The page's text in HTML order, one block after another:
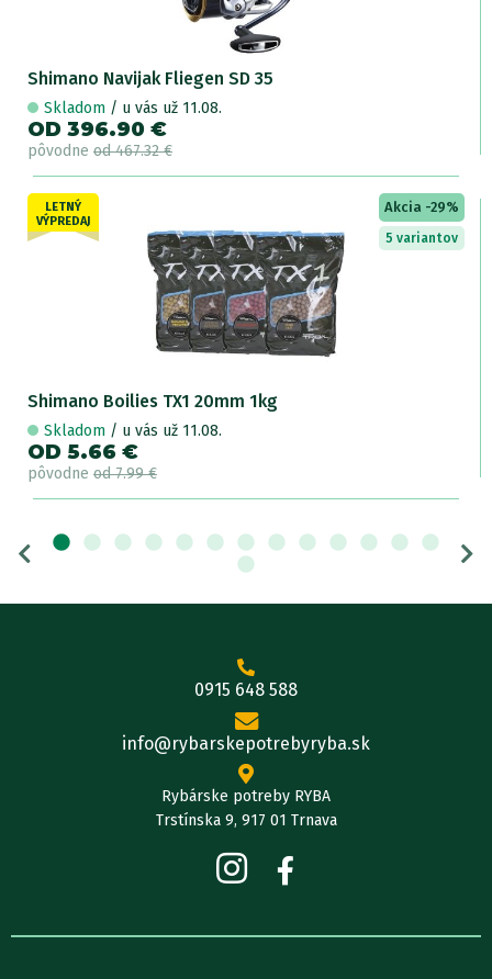
Shimano Navijak Fliegen SD 35
Skladom / u vás už 11.08.
OD 396.90 €
pôvodne od 467.32 €
LETNÝ
VÝPREDAJ
Akcia -29%
5 variantov
Shimano Boilies TX1 20mm 1kg
Skladom / u vás už 11.08.
OD 5.66 €
pôvodne od 7.99 €
0915 648 588
info@rybarskepotrebyryba.sk
Rybárske potreby RYBA
Trstínska 9, 917 01 Trnava